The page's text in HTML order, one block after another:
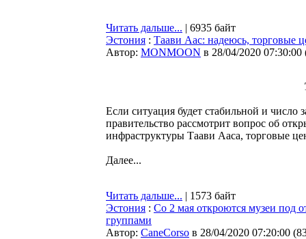
Читать дальше... | 6935 байт
Эстония : Таави Аас: надеюсь, торговые
Автор: MONMOON в 28/04/2020 07:30:00
Если ситуация будет стабильной и число
правительство рассмотрит вопрос об
инфраструктуры Таави Ааса, торговые
Далее...
Читать дальше... | 1573 байт
Эстония : Со 2 мая откроются музеи под
группами
Автор: CaneCorso в 28/04/2020 07:20:00 (